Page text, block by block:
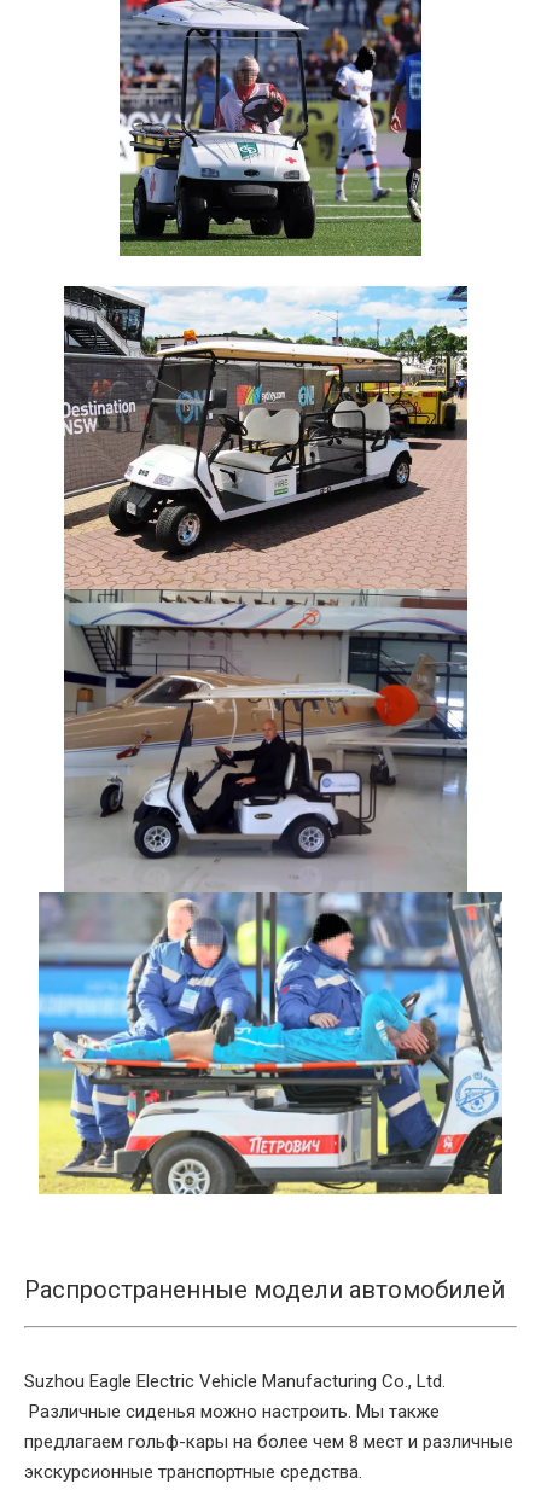
Распространенные модели автомобилей
Suzhou Eagle Electric Vehicle Manufacturing Co., Ltd.
Различные сиденья можно настроить. Мы также
предлагаем гольф-кары на более чем 8 мест и различные
экскурсионные транспортные средства.